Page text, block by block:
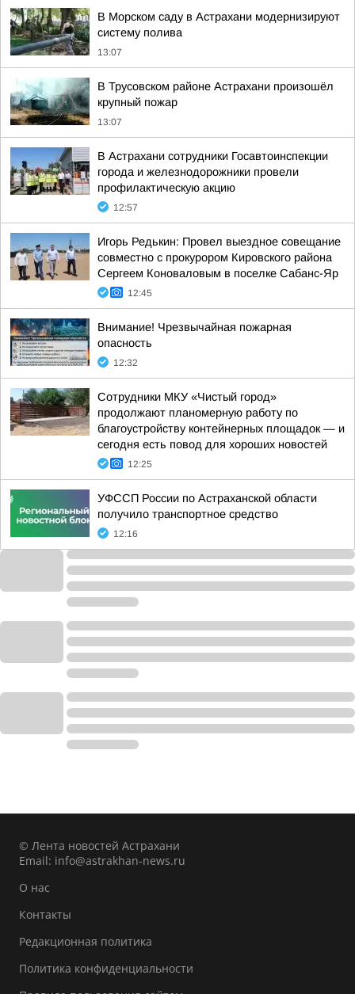
В Морском саду в Астрахани модернизируют
систему полива
13:07
В Трусовском районе Астрахани произошёл
крупный пожар
13:07
В Астрахани сотрудники Госавтоинспекции
города и железнодорожники провели
профилактическую акцию
12:57
Игорь Редькин: Провел выездное совещание
совместно с прокурором Кировского района
Сергеем Коноваловым в поселке Сабанс-Яр
12:45
Внимание! Чрезвычайная пожарная
опасность
12:32
Сотрудники МКУ «Чистый город»
продолжают планомерную работу по
благоустройству контейнерных площадок — и
сегодня есть повод для хороших новостей
12:25
УФССП России по Астраханской области
получило транспортное средство
12:16
© Лента новостей Астрахани
Email: info@astrakhan-news.ru
О нас
Контакты
Редакционная политика
Политика конфиденциальности